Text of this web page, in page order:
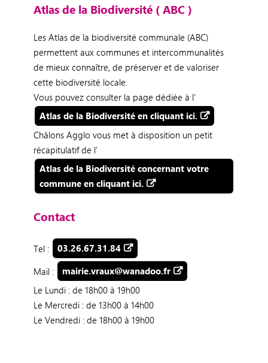
Atlas de la Biodiversité ( ABC )
Les Atlas de la biodiversité communale (ABC)
permettent aux communes et intercommunalités
de mieux connaître, de préserver et de valoriser
cette biodiversité locale.
Vous pouvez consulter la page dédiée à l'
Atlas de la Biodiversité en cliquant ici.
Châlons Agglo vous met à disposition un petit
récapitulatif de l'
Atlas de la Biodiversité concernant votre
commune en cliquant ici.
Contact
Tel :
03.26.67.31.84
Mail :
mairie.vraux@wanadoo.fr
Le Lundi : de 18h00 à 19h00
Le Mercredi : de 13h00 à 14h00
Le Vendredi : de 18h00 à 19h00